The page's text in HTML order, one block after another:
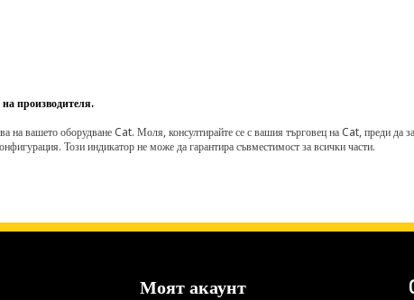
производителя.
вашето оборудване Cat. Моля, консултирайте се с вашия търговец на Cat, преди да
Този индикатор не може да гарантира съвместимост за всички части.
Моят акаунт